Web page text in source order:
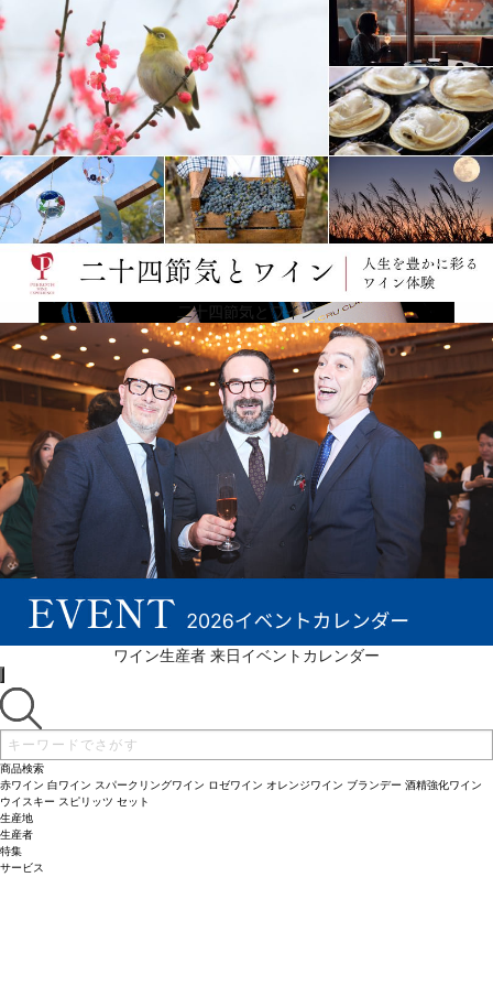
最高の専門知識とブレンドの技術
シャネルのチームは、造られるワインがその名声を最大限に発揮できるようにしています。歴史と
伝統は恵みであると考え、手作業で行われる仕事の価値を信じています。しかし、このような献身
的な努力にも、それぞれの区画の個性を理解するために、最高の専門知識が要求されます。ブレン
ドの技術は、この滑らかで洗練された、驚くほど複雑なワインを造るために、その役割を十分に果
たしています。テロワールは、深みのある微粒な砂利質土壌、そして重なり合った粘土質土壌の地
層から成り、マルゴーのアペラシオンに常に忠実なワインが生まれています。
二十四節気とワイン
ワイン生産者 来日イベントカレンダー
商品検索
赤ワイン 白ワイン スパークリングワイン ロゼワイン オレンジワイン ブランデー 酒精強化ワイン
ウイスキー スピリッツ セット
生産地
生産者
特集
サービス